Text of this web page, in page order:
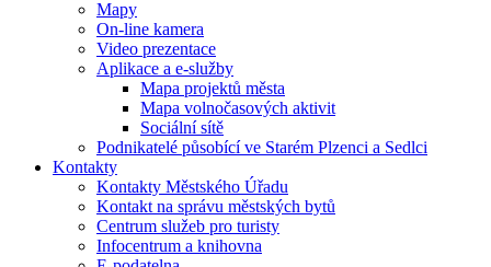
Mapy
On-line kamera
Video prezentace
Aplikace a e-služby
Mapa projektů města
Mapa volnočasových aktivit
Sociální sítě
Podnikatelé působící ve Starém Plzenci a Sedlci
Kontakty
Kontakty Městského Úřadu
Kontakt na správu městských bytů
Centrum služeb pro turisty
Infocentrum a knihovna